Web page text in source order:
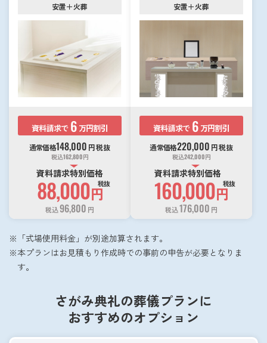
安置＋火葬
資料請求で 6 万円割引
通常価格148,000 円税抜
税込162,800円
資料請求特別価格
88,000円
税抜
税込96,800 円
安置＋火葬
資料請求で 6 万円割引
通常価格220,000 円税抜
税込242,000円
資料請求特別価格
160,000円
税抜
税込176,000 円
「式場使用料金」が別途加算されます。
本プランはお見積もり作成時での事前の申告が必要となりま
す。
さがみ典礼の葬儀プランに
おすすめのオプション